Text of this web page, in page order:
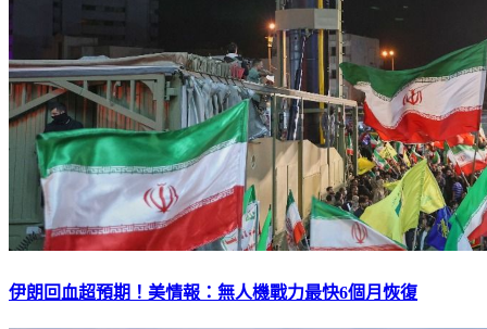
伊朗回血超預期！美情報：無人機戰力最快6個月恢復